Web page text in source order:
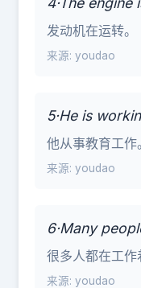
发动机在运转。
来源: youdao
5·He is
他从事教育工作。
来源: youdao
6·Many
很多人都在工作
来源: youdao